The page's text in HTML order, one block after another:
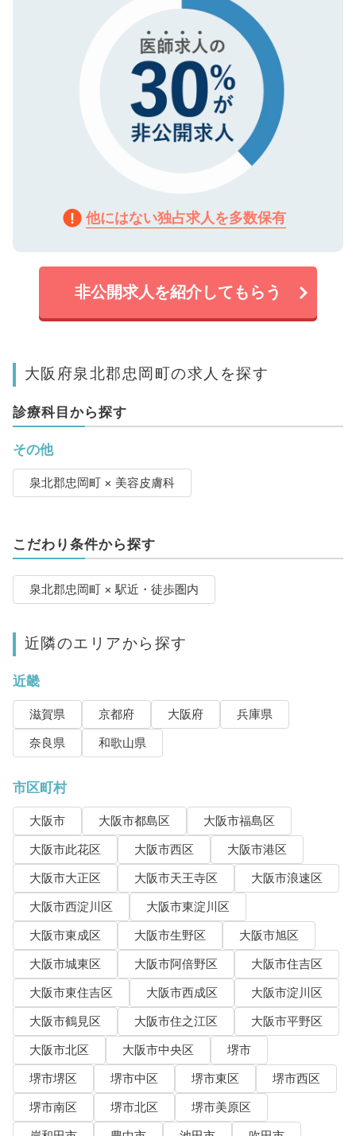
他にはない独占求人を多数保有
非公開求人を紹介してもらう
大阪府泉北郡忠岡町の求人を探す
診療科目から探す
その他
泉北郡忠岡町 × 美容皮膚科
こだわり条件から探す
泉北郡忠岡町 × 駅近・徒歩圏内
近隣のエリアから探す
近畿
滋賀県 京都府 大阪府
兵庫県
奈良県
和歌山県
市区町村
大阪市 大阪市都島区
大阪市福島区
大阪市此花区
大阪市西区
大阪市港区
大阪市大正区
大阪市天王寺区
大阪市浪速区
大阪市西淀川区
大阪市東淀川区
大阪市東成区
大阪市生野区
大阪市旭区
大阪市城東区
大阪市阿倍野区
大阪市住吉区
大阪市東住吉区
大阪市西成区
大阪市淀川区
大阪市鶴見区
大阪市住之江区
大阪市平野区
大阪市北区
大阪市中央区
堺市
堺市堺区
堺市中区 堺市東区
堺市西区
堺市南区
堺市北区
堺市美原区